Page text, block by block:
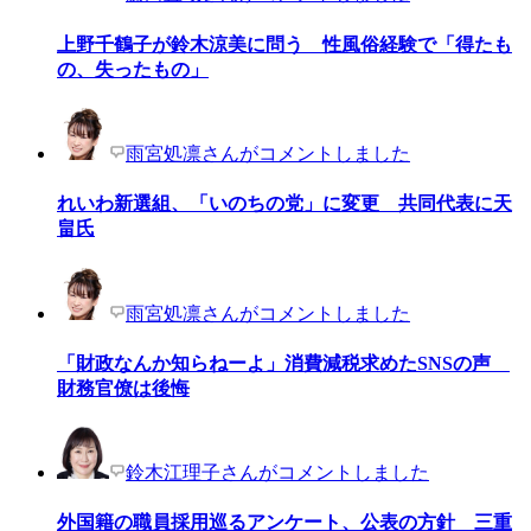
上野千鶴子が鈴木涼美に問う 性風俗経験で「得たも
の、失ったもの」
雨宮処凛さんがコメントしました
れいわ新選組、「いのちの党」に変更 共同代表に天
畠氏
雨宮処凛さんがコメントしました
「財政なんか知らねーよ」消費減税求めたSNSの声
財務官僚は後悔
鈴木江理子さんがコメントしました
外国籍の職員採用巡るアンケート、公表の方針 三重